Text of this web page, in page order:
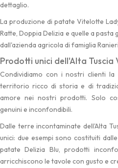
dettaglio.
La produzione di patate Vitelotte
Ratte, Doppia Delizia e quelle a
dall'azienda agricola di famiglia
Prodotti unici dell'Alta Tuscia
Condividiamo con i nostri clienti
territorio ricco di storia e di
amore nei nostri prodotti. Solo
genuini e inconfondibili.
Dalle terre incontaminate dell'Alta
unici: due esempi sono costituiti
patate Delizia Blu, prodotti
arricchiscono le tavole con gusto e